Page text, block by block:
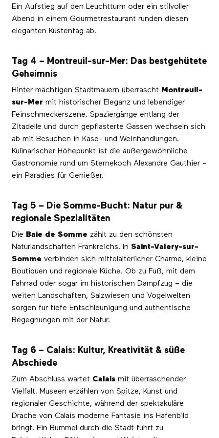
Ein Aufstieg auf den Leuchtturm oder ein stilvoller
Abend in einem Gourmetrestaurant runden diesen
eleganten Küstentag ab.
Tag 4 – Montreuil-sur-Mer: Das bestgehütete
Geheimnis
Hinter mächtigen Stadtmauern überrascht Montreuil-
sur-Mer mit historischer Eleganz und lebendiger
Feinschmeckerszene. Spaziergänge entlang der
Zitadelle und durch gepflasterte Gassen wechseln sich
ab mit Besuchen in Käse- und Weinhandlungen.
Kulinarischer Höhepunkt ist die außergewöhnliche
Gastronomie rund um Sternekoch Alexandre Gauthier –
ein Paradies für Genießer.
Tag 5 – Die Somme-Bucht: Natur pur &
regionale Spezialitäten
Die Baie de Somme zählt zu den schönsten
Naturlandschaften Frankreichs. In Saint-Valery-sur-
Somme verbinden sich mittelalterlicher Charme, kleine
Boutiquen und regionale Küche. Ob zu Fuß, mit dem
Fahrrad oder sogar im historischen Dampfzug – die
weiten Landschaften, Salzwiesen und Vogelwelten
sorgen für tiefe Entschleunigung und authentische
Begegnungen mit der Natur.
Tag 6 – Calais: Kultur, Kreativität & süße
Abschiede
Zum Abschluss wartet Calais mit überraschender
Vielfalt. Museen erzählen von Spitze, Kunst und
regionaler Geschichte, während der spektakuläre
Drache von Calais moderne Fantasie ins Hafenbild
bringt. Ein Bummel durch die Stadt führt zu